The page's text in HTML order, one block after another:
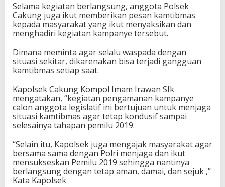
Selama kegiatan berlangsung, anggota Polsek
Cakung juga ikut memberikan pesan kamtibmas
kepada masyarakat yang ikut menyaksikan dan
menghadiri kegiatan kampanye tersebut.
Dimana meminta agar selalu waspada dengan
situasi sekitar, dikarenakan bisa terjadi gangguan
kamtibmas setiap saat.
Kapolsek Cakung Kompol Imam Irawan SIk
mengatakan, “kegiatan pengamanan kampanye
calon anggota legislatif ini bertujuan untuk menjaga
situasi kamtibmas agar tetap kondusif sampai
selesainya tahapan pemilu 2019.
“Selain itu, Kapolsek juga mengajak masyarakat agar
bersama sama dengan Polri menjaga dan ikut
mensukseskan Pemilu 2019 sehingga nantinya
berlangsung dengan tetap aman, damai, dan sejuk ,”
Kata Kapolsek